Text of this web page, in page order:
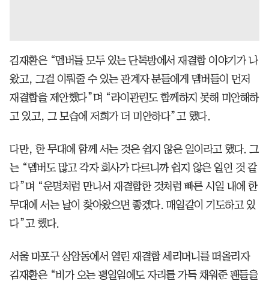
김재환은 “멤버들 모두 있는 단톡방에서 재결합 이야기가 나
왔고, 그걸 이뤄줄 수 있는 관계자 분들에게 멤버들이 먼저
재결합을 제안했다”며 “라이관린도 함께하지 못해 미안해하
고 있고, 그 모습에 저희가 더 미안하다”고 했다.
다만, 한 무대에 함께 서는 것은 쉽지 않은 일이라고 했다. 그
는 “멤버도 많고 각자 회사가 다르니까 쉽지 않은 일인 것 같
다”며 “운명처럼 만나서 재결합한 것처럼 빠른 시일 내에 한
무대에 서는 날이 찾아왔으면 좋겠다. 매일같이 기도하고 있
다”고 했다.
서울 마포구 상암동에서 열린 재결합 세리머니를 떠올리자
김재환은 “비가 오는 평일임에도 자리를 가득 채워준 팬들을